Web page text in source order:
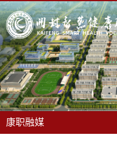
康职融媒